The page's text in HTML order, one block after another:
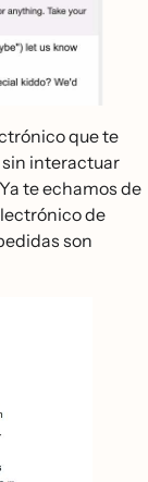
que te
sin interactuar
te echamos de
de
son